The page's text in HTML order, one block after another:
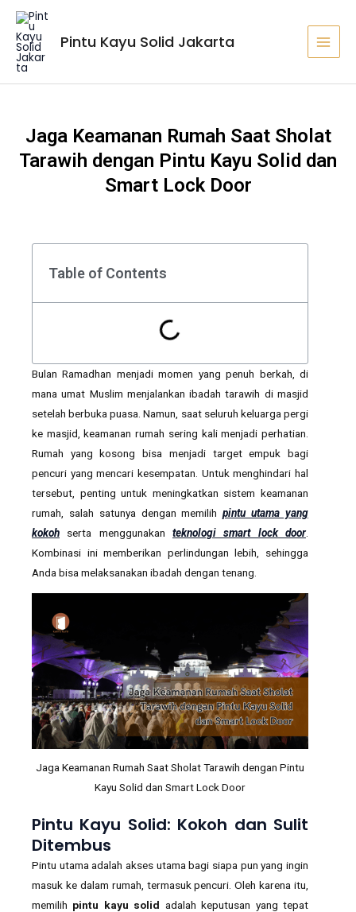
Lewati
konten
Pintu Kayu Solid Jakarta
Jaga Keamanan Rumah Saat Sholat
Tarawih dengan Pintu Kayu Solid dan
Smart Lock Door
Table of Contents
Bulan Ramadhan menjadi momen yang penuh berkah, di
mana umat Muslim menjalankan ibadah tarawih di masjid
setelah berbuka puasa. Namun, saat seluruh keluarga pergi
ke masjid, keamanan rumah sering kali menjadi perhatian.
Rumah yang kosong bisa menjadi target empuk bagi
pencuri yang mencari kesempatan. Untuk menghindari hal
tersebut, penting untuk meningkatkan sistem keamanan
rumah, salah satunya dengan memilihpintu utama yang
kokoh serta menggunakan teknologi smart lock door.
Kombinasi ini memberikan perlindungan lebih, sehingga
Anda bisa melaksanakan ibadah dengan tenang.
Jaga Keamanan Rumah Saat Sholat Tarawih dengan Pintu
Kayu Solid dan Smart Lock Door
Pintu Kayu Solid: Kokoh dan Sulit
Ditembus
Pintu utama adalah akses utama bagi siapa pun yang ingin
masuk ke dalam rumah, termasuk pencuri. Oleh karena itu,
memilih pintu kayu solid adalah keputusan yang tepat